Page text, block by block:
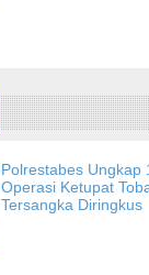
Polrestabes Ungkap
Operasi Ketupat
Tersangka Diringkus